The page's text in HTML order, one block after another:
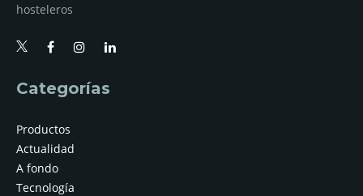
hosteleros
Categorías
Productos
Actualidad
A fondo
Tecnología